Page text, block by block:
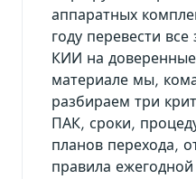
аппаратных
году перевести
КИИ на
материале мы,
разбираем три
ПАК, сроки,
планов перехода,
правила